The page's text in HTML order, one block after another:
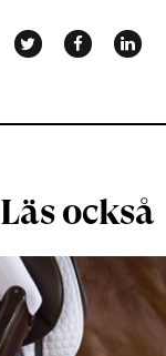
Läs också